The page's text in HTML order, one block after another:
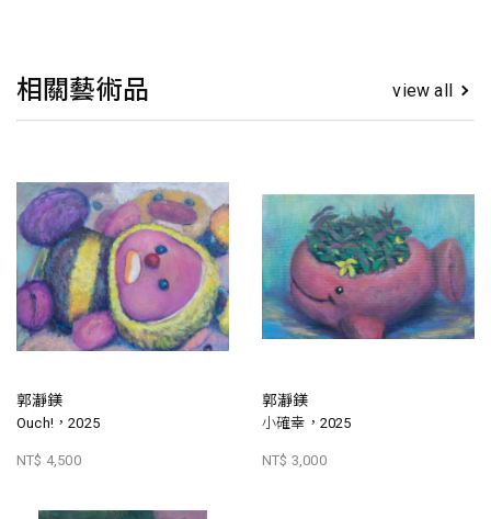
相關藝術品 view all
郭瀞鎂
Ouch!，2025
NT$ 4,500
郭瀞鎂
小確幸，2025
NT$ 3,000